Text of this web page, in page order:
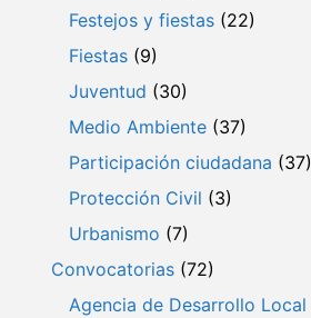
Festejos y fiestas (22)
Fiestas (9)
Juventud (30)
Medio Ambiente (37)
Participación ciudadana (37)
Protección Civil (3)
Urbanismo (7)
Convocatorias (72)
Agencia de Desarrollo Local